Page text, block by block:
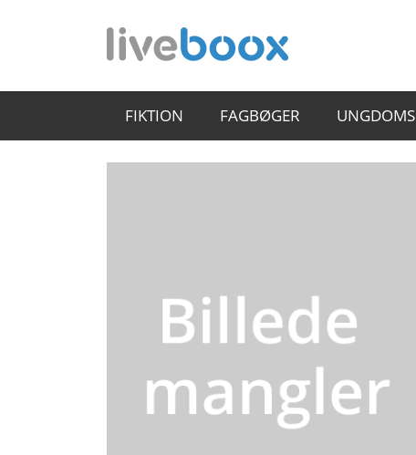
FIKTION FAGBØGER